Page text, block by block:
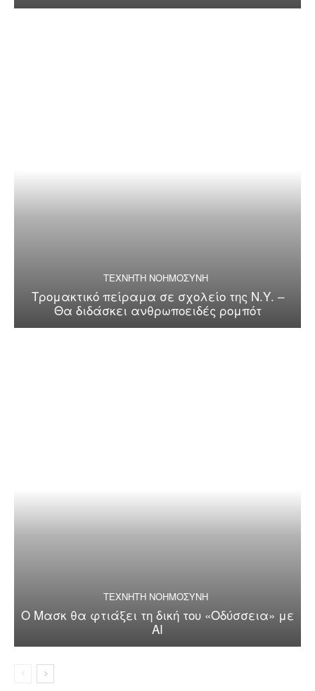
ΤΕΧΝΗΤΗ ΝΟΗΜΟΣΥΝΗ
Τρομακτικό πείραμα σε σχολείο της Ν.Υ. –
Θα διδάσκει ανθρωποειδές ρομπότ
ΤΕΧΝΗΤΗ ΝΟΗΜΟΣΥΝΗ
Ο Μασκ θα φτιάξει τη δική του «Οδύσσεια» με
AI